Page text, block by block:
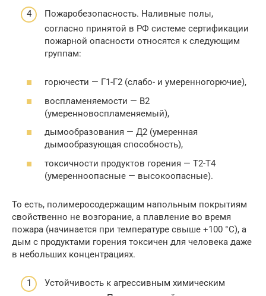
Пожаробезопасность. Наливные полы,
согласно принятой в РФ системе сертификации
пожарной опасности относятся к следующим
группам:
горючести — Г1-Г2 (слабо- и умеренногорючие),
воспламеняемости — В2
(умеренновоспламеняемый),
дымообразования — Д2 (умеренная
дымообразующая способность),
токсичности продуктов горения — Т2-Т4
(умеренноопасные — высокоопасные).
То есть, полимеросодержащим напольным покрытиям
свойственно не возгорание, а плавление во время
пожара (начинается при температуре свыше +100 °С), а
дым с продуктами горения токсичен для человека даже
в небольших концентрациях.
Устойчивость к агрессивным химическим